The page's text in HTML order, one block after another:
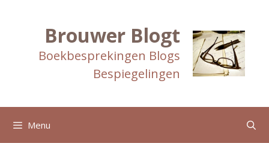
Brouwer Blogt
Boekbesprekingen Blogs
Bespiegelingen
Menu